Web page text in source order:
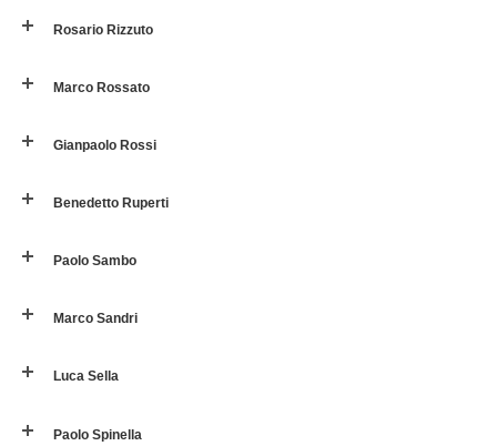
Rosario Rizzuto
Marco Rossato
Gianpaolo Rossi
Benedetto Ruperti
Paolo Sambo
Marco Sandri
Luca Sella
Paolo Spinella